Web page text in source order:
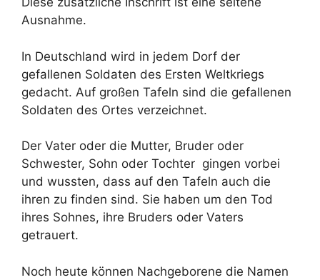
Ausnahme.
In Deutschland wird in jedem Dorf der
gefallenen Soldaten des Ersten Weltkriegs
gedacht. Auf großen Tafeln sind die gefallenen
Soldaten des Ortes verzeichnet.
Der Vater oder die Mutter, Bruder oder
Schwester, Sohn oder Tochter gingen vorbei
und wussten, dass auf den Tafeln auch die
ihren zu finden sind. Sie haben um den Tod
ihres Sohnes, ihre Bruders oder Vaters
getrauert.
Noch heute können Nachgeborene die Namen